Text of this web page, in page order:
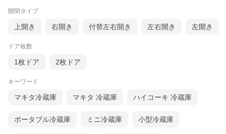
開閉タイプ
上開き 右開き 付替左右開き 左右開き 左開き
ドア枚数
1枚ドア 2枚ドア
キーワード
マキタ冷蔵庫 マキタ 冷蔵庫 ハイコーキ 冷蔵庫
ポータブル冷蔵庫 ミニ冷蔵庫 小型冷蔵庫